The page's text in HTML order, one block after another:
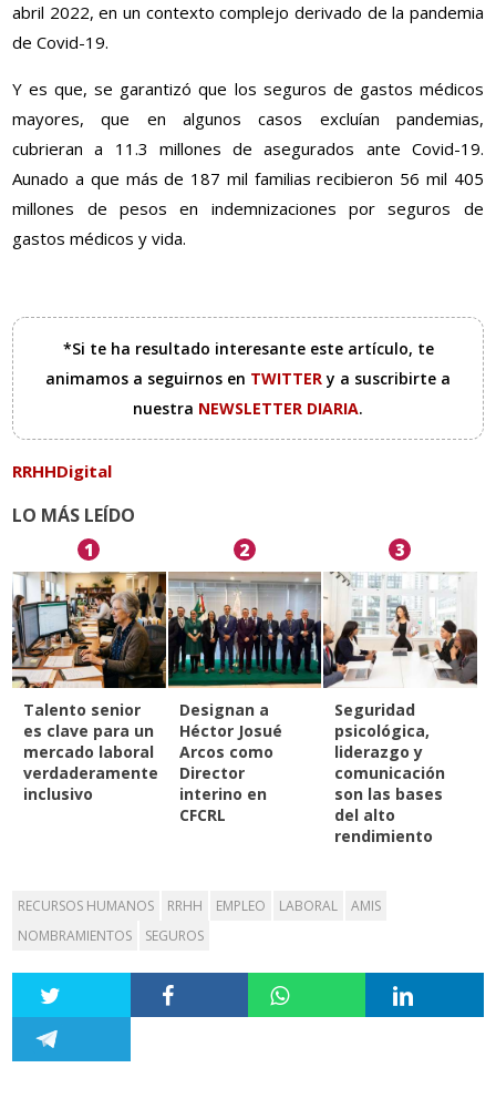
abril 2022, en un contexto complejo derivado de la pandemia
de Covid-19.
Y es que, se garantizó que los seguros de gastos médicos
mayores, que en algunos casos excluían pandemias,
cubrieran a 11.3 millones de asegurados ante Covid-19.
Aunado a que más de 187 mil familias recibieron 56 mil 405
millones de pesos en indemnizaciones por seguros de
gastos médicos y vida.
*Si te ha resultado interesante este artículo, te
animamos a seguirnos en TWITTERy a suscribirte a
nuestra NEWSLETTER DIARIA.
RRHHDigital
LO MÁS LEÍDO
1
Talento senior
es clave para un
mercado laboral
verdaderamente
inclusivo
2
Designan a
Héctor Josué
Arcos como
Director
interino en
CFCRL
3
Seguridad
psicológica,
liderazgo y
comunicación
son las bases
del alto
rendimiento
RECURSOS HUMANOS RRHH EMPLEO LABORAL
AMIS
NOMBRAMIENTOS
SEGUROS